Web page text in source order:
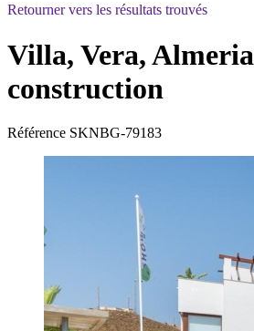
Retourner vers les résultats trouvés
Villa, Vera, Almeria
construction
Référence SKNBG-79183